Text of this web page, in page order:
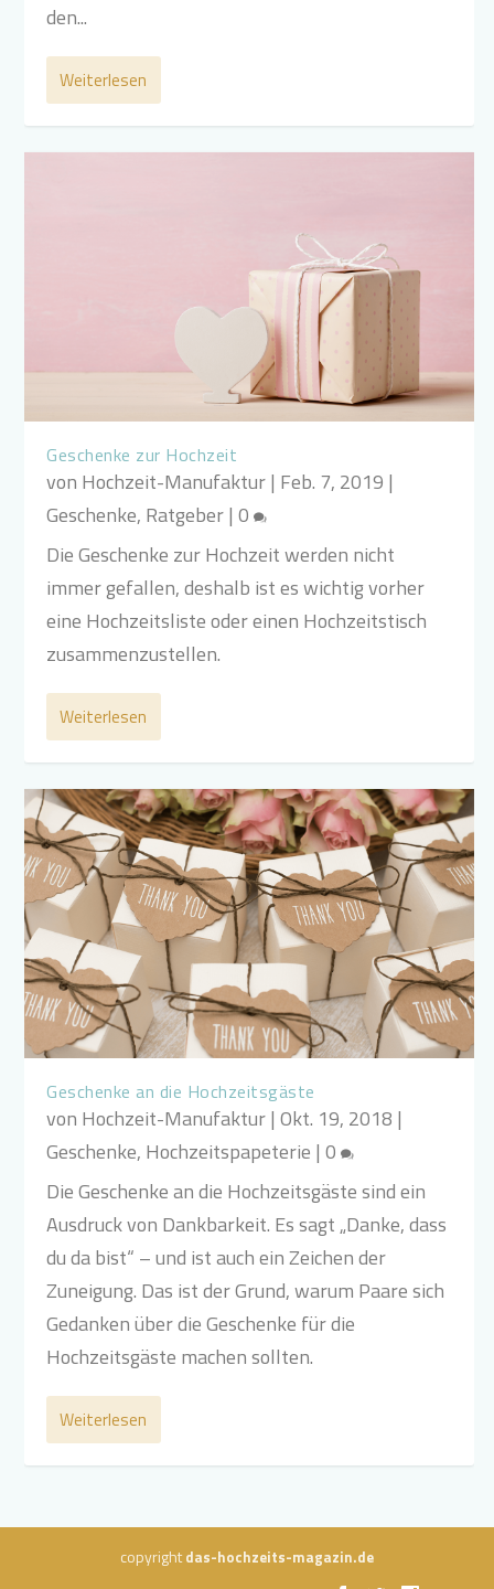
den...
Weiterlesen
Geschenke zur Hochzeit
von Hochzeit-Manufaktur| Feb. 7, 2019 |
Geschenke, Ratgeber|0
Die Geschenke zur Hochzeit werden nicht
immer gefallen, deshalb ist es wichtig vorher
eine Hochzeitsliste oder einen Hochzeitstisch
zusammenzustellen.
Weiterlesen
Geschenke an die Hochzeitsgäste
von Hochzeit-Manufaktur|Okt. 19, 2018 |
Geschenke, Hochzeitspapeterie |0
Die Geschenke an die Hochzeitsgäste sind ein
Ausdruck von Dankbarkeit. Es sagt „Danke, dass
du da bist“ – und ist auch ein Zeichen der
Zuneigung. Das ist der Grund, warum Paare sich
Gedanken über die Geschenke für die
Hochzeitsgäste machen sollten.
Weiterlesen
copyrightdas-hochzeits-magazin.de